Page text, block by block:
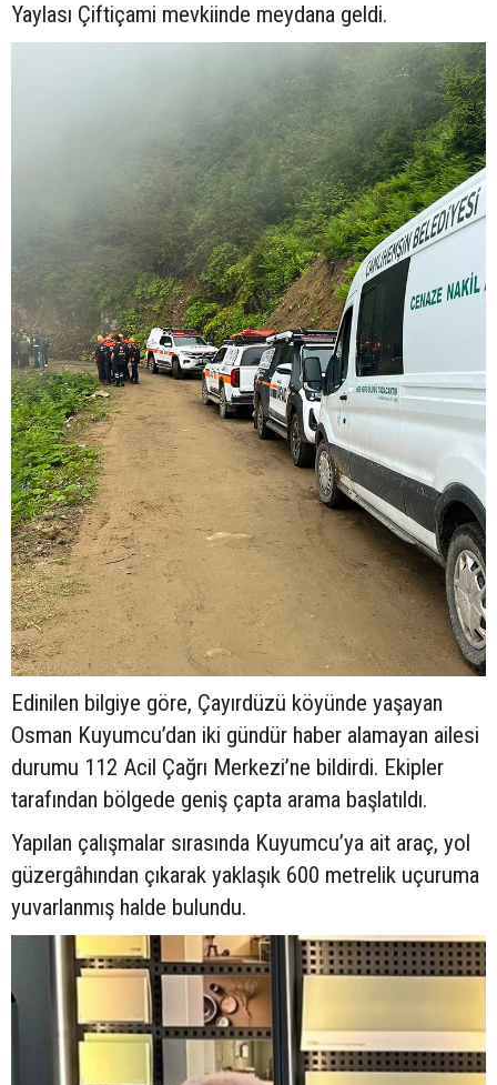
Yaylası Çiftiçami mevkiinde meydana geldi.
Edinilen bilgiye göre, Çayırdüzü köyünde yaşayan
Osman Kuyumcu’dan iki gündür haber alamayan ailesi
durumu 112 Acil Çağrı Merkezi’ne bildirdi. Ekipler
tarafından bölgede geniş çapta arama başlatıldı.
Yapılan çalışmalar sırasında Kuyumcu’ya ait araç, yol
güzergâhından çıkarak yaklaşık 600 metrelik uçuruma
yuvarlanmış halde bulundu.